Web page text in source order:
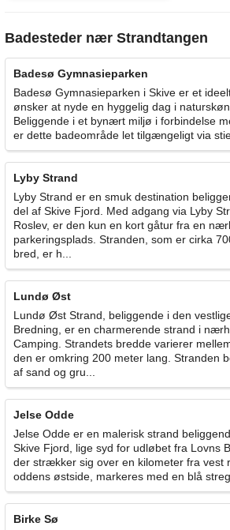
Badesteder nær Strandtangen
Badesø Gymnasieparken
Badesø Gymnasieparken i Skive er et
ønsker at nyde en hyggelig dag i
Beliggende i et bynært miljø i forbindelse
er dette badeområde let tilgængeligt via
Lyby Strand
Lyby Strand er en smuk destination
del af Skive Fjord. Med adgang via Lyby
Roslev, er den kun en kort gåtur fra en
parkeringsplads. Stranden, som er cirka
bred, er h...
Lundø Øst
Lundø Øst Strand, beliggende i den
Bredning, er en charmerende strand i
Camping. Strandets bredde varierer
den er omkring 200 meter lang. Stranden
af sand og gru...
Jelse Odde
Jelse Odde er en malerisk strand
Skive Fjord, lige syd for udløbet fra Lovns
der strækker sig over en kilometer fra vest
oddens østside, markeres med en blå streg
Birke Sø